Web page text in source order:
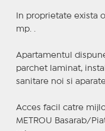
In proprietate exista
mp. .
Apartamentul
parchet laminat,
sanitare noi si
Acces facil catre
METROU Basarab/